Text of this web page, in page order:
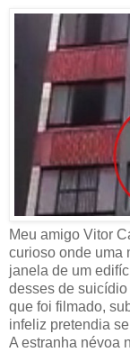
Meu amigo Vitor
curioso onde uma
janela de um
desses de
que foi filmado,
infeliz pretendia
A estranha névoa